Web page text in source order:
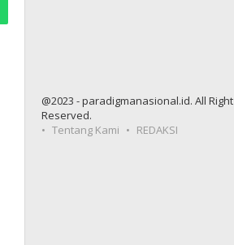
@2023 - paradigmanasional.id. All Right
Reserved.
Tentang Kami
REDAKSI